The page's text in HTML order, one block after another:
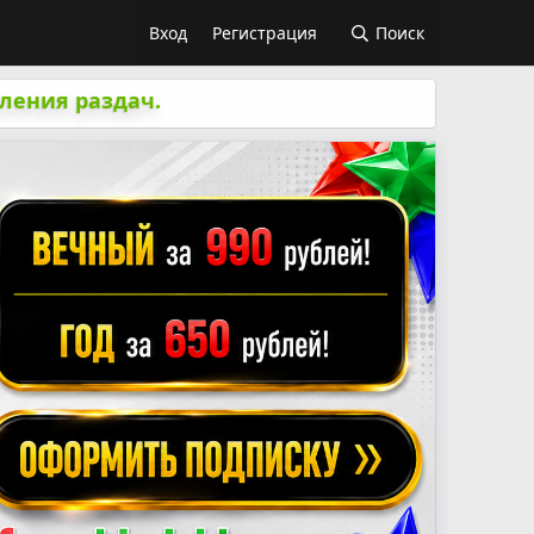
Вход Регистрация Поиск
раздач.